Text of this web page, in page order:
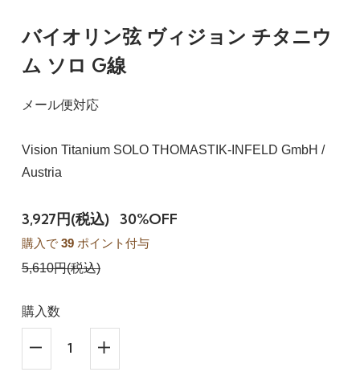
バイオリン弦 ヴィジョン チタニウ
ム ソロ G線
メール便対応
Vision Titanium SOLO THOMASTIK-INFELD GmbH /
Austria
3,927円(税込) 30%OFF
購入で 39ポイント付与
5,610円(税込)
購入数